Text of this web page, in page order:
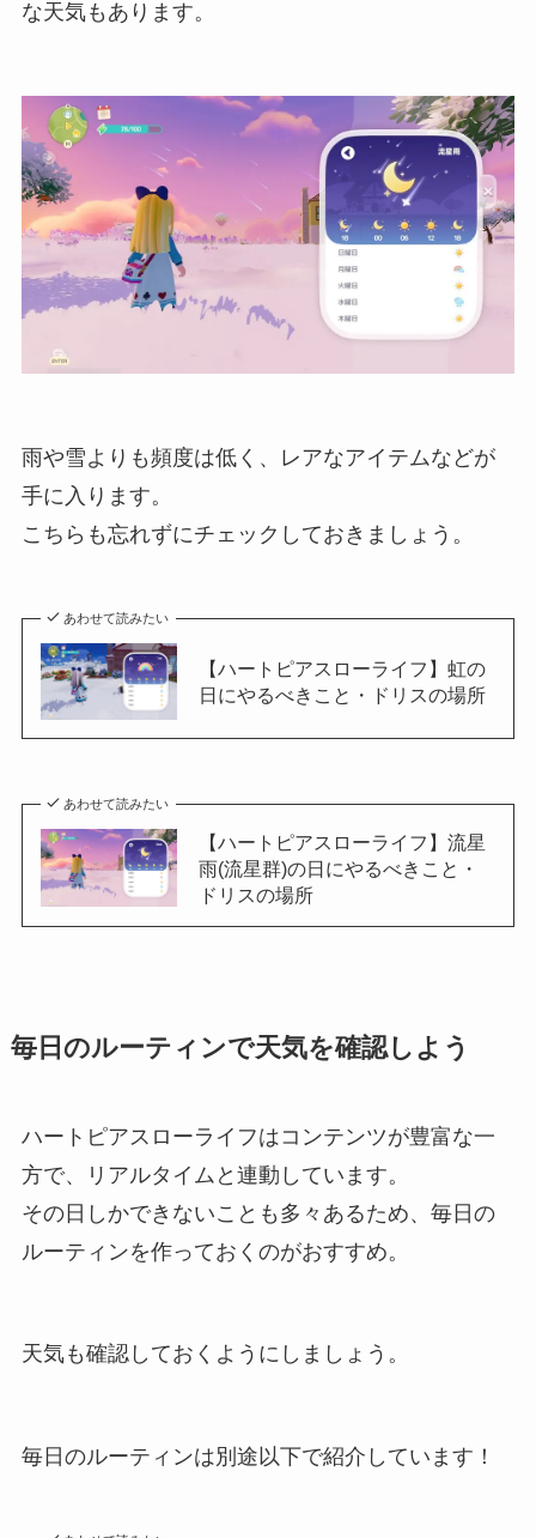
な天気もあります。
雨や雪よりも頻度は低く、レアなアイテムなどが
手に入ります。
こちらも忘れずにチェックしておきましょう。
あわせて読みたい
【ハートピアスローライフ】虹の
日にやるべきこと・ドリスの場所
あわせて読みたい
【ハートピアスローライフ】流星
雨(流星群)の日にやるべきこと・
ドリスの場所
毎日のルーティンで天気を確認しよう
ハートピアスローライフはコンテンツが豊富な一
方で、リアルタイムと連動しています。
その日しかできないことも多々あるため、毎日の
ルーティンを作っておくのがおすすめ。
天気も確認しておくようにしましょう。
毎日のルーティンは別途以下で紹介しています！